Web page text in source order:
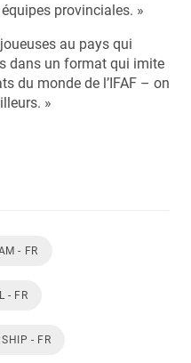
provinciales. »
au pays qui
dans un format qui imite
du monde de l’IFAF – on
»
- FR
- FR
- FR